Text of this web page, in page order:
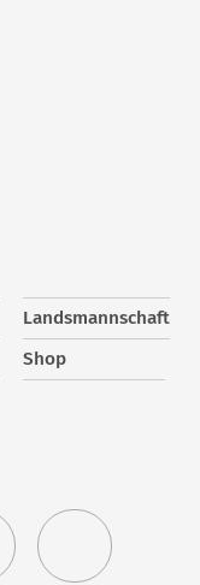
Landsmannschaft
Shop